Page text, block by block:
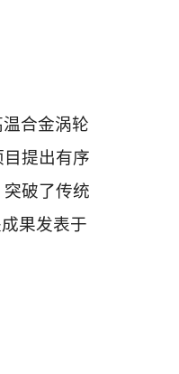
合金涡轮
提出有序
破了传统
果发表于